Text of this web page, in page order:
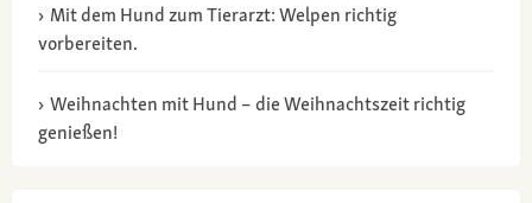
Mit dem Hund zum Tierarzt: Welpen richtig
vorbereiten.
Weihnachten mit Hund – die Weihnachtszeit richtig
genießen!